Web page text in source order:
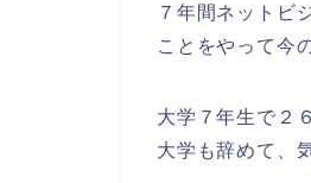
７年間ネットビ
ことをやって今
大学７年生で２
大学も辞めて、